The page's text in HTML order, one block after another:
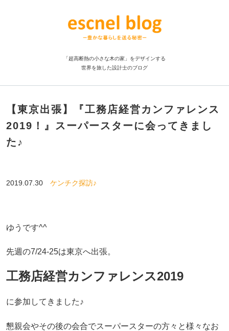
「超高断熱の小さな木の家」をデザインする
世界を旅した設計士のブログ
【東京出張】『工務店経営カンファレンス
2019！』スーパースターに会ってきまし
た♪
2019.07.30 ケンチク探訪♪
ゆうです^^
先週の7/24-25は東京へ出張。
工務店経営カンファレンス2019
に参加してきました♪
懇親会やその後の会合でスーパースターの方々と様々なお